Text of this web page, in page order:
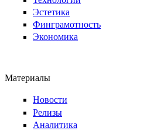
Эстетика
Финграмотность
Экономика
Материалы
Новости
Релизы
Аналитика